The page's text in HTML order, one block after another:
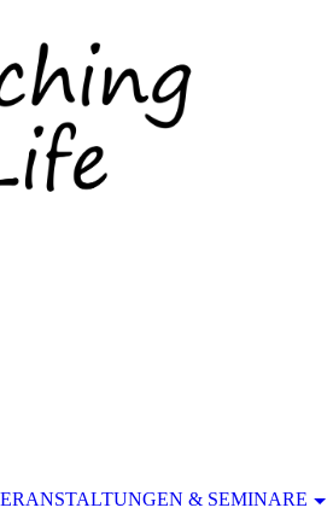
& SEMINARE